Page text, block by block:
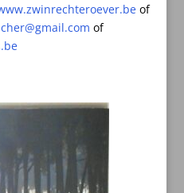
of
of